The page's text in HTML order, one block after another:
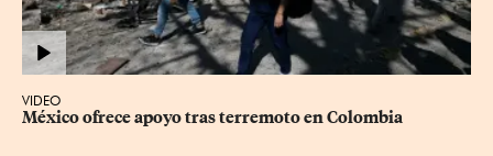
VIDEO
México ofrece apoyo tras terremoto en Colombia